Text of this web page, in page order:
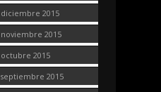
diciembre 2015
noviembre 2015
octubre 2015
septiembre 2015